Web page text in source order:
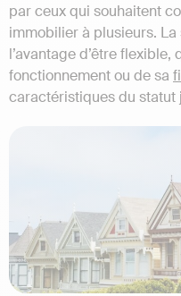
par ceux qui souhaitent
immobilier à plusieurs.
l’avantage d’être
fonctionnement ou de sa
caractéristiques du statut